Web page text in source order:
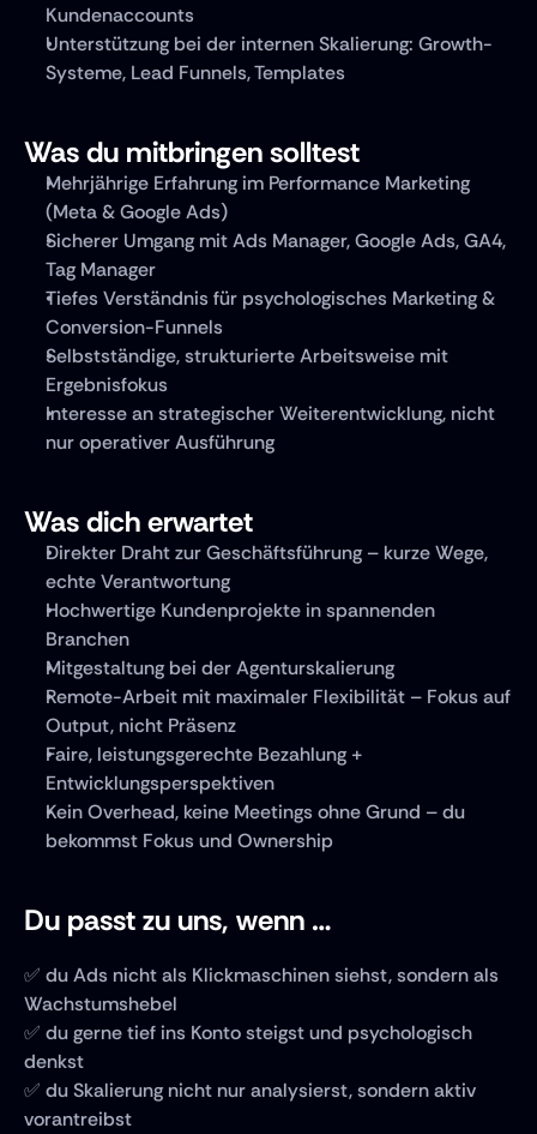
Kundenaccounts
Unterstützung bei der internen Skalierung: Growth-
Systeme, Lead Funnels, Templates
Was du mitbringen solltest
Mehrjährige Erfahrung im Performance Marketing
(Meta & Google Ads)
Sicherer Umgang mit Ads Manager, Google Ads, GA4,
Tag Manager
Tiefes Verständnis für psychologisches Marketing &
Conversion-Funnels
Selbstständige, strukturierte Arbeitsweise mit
Ergebnisfokus
Interesse an strategischer Weiterentwicklung, nicht
nur operativer Ausführung
Was dich erwartet
Direkter Draht zur Geschäftsführung – kurze Wege,
echte Verantwortung
Hochwertige Kundenprojekte in spannenden
Branchen
Mitgestaltung bei der Agenturskalierung
Remote-Arbeit mit maximaler Flexibilität – Fokus auf
Output, nicht Präsenz
Faire, leistungsgerechte Bezahlung +
Entwicklungsperspektiven
Kein Overhead, keine Meetings ohne Grund – du
bekommst Fokus und Ownership
Du passt zu uns, wenn …
✅ du Ads nicht als Klickmaschinen siehst, sondern als
Wachstumshebel
✅ du gerne tief ins Konto steigst und psychologisch
denkst
✅ du Skalierung nicht nur analysierst, sondern aktiv
vorantreibst